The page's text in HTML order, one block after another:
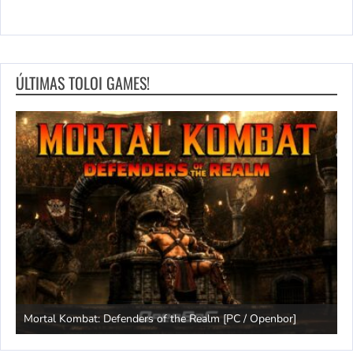
ÚLTIMAS TOLOI GAMES!
Mortal Kombat: Defenders of the Realm [PC / Openbor]